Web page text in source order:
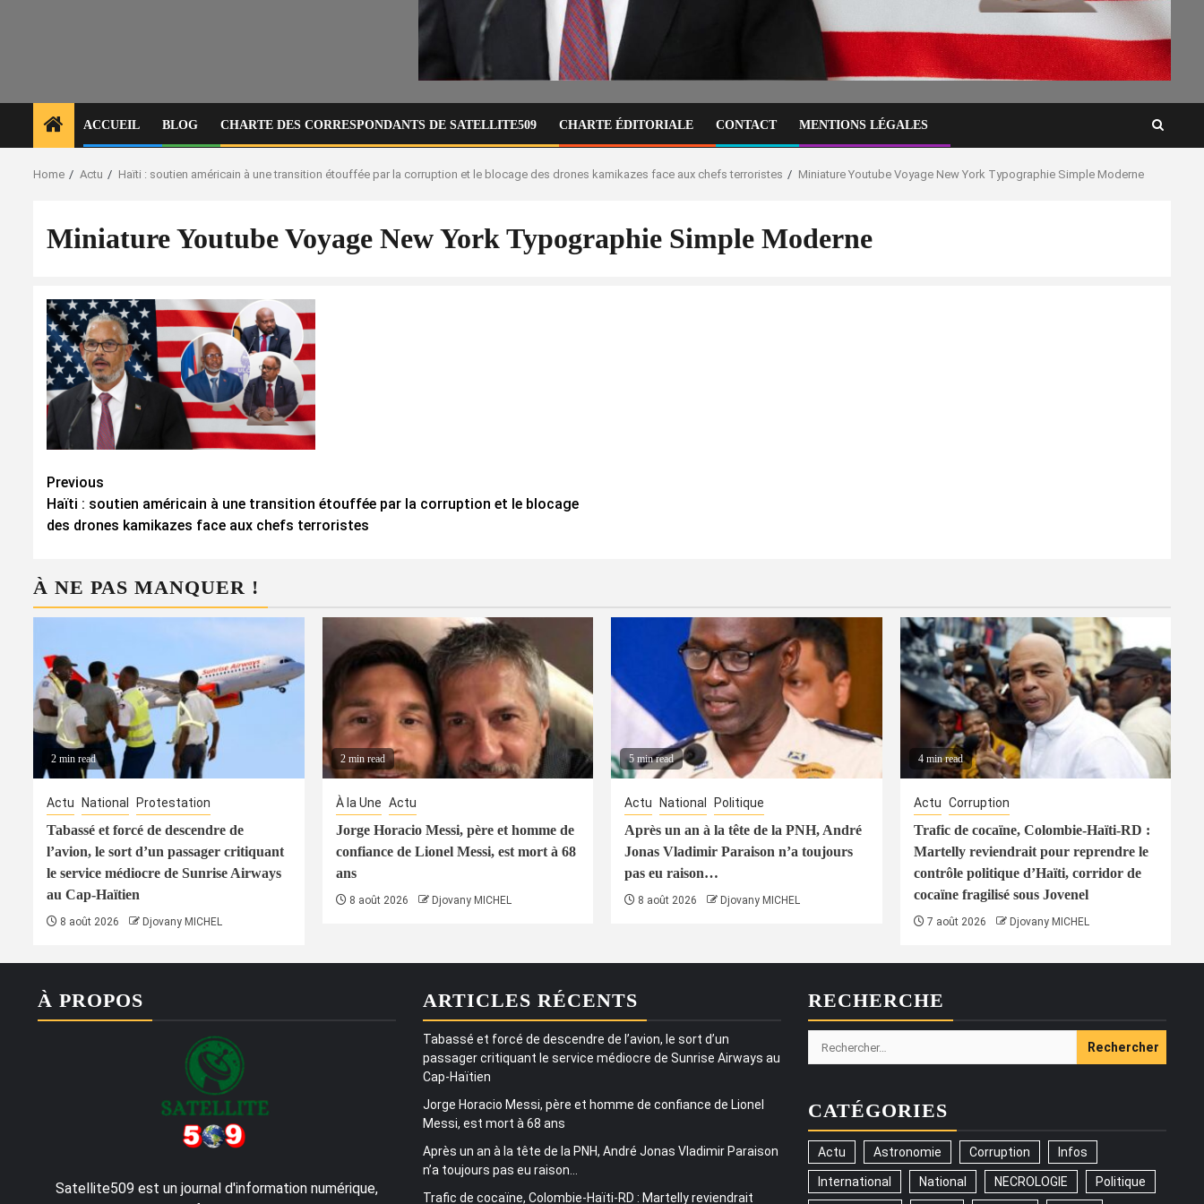
ACCUEIL BLOG CHARTE DES CORRESPONDANTS DE SATELLITE509 CHARTE ÉDITORIALE CONTACT MENTIONS LÉGALES
Home Actu Haïti : soutien américain à une transition étouffée par la corruption et le blocage des drones kamikazes face aux chefs terroristes Miniature Youtube Voyage New York Typographie Simple Moderne
Miniature Youtube Voyage New York Typographie Simple Moderne
Continue
Reading
Previous
Haïti : soutien américain à une transition étouffée par la corruption et le blocage
des drones kamikazes face aux chefs terroristes
À NE PAS MANQUER !
2 min read
Actu National Protestation
Tabassé et forcé de descendre de
l’avion, le sort d’un passager critiquant
le service médiocre de Sunrise Airways
au Cap-Haïtien
8 août 2026 Djovany MICHEL
2 min read
À la Une Actu
Jorge Horacio Messi, père et homme de
confiance de Lionel Messi, est mort à 68
ans
8 août 2026 Djovany MICHEL
5 min read
Actu National Politique
Après un an à la tête de la PNH, André
Jonas Vladimir Paraison n’a toujours
pas eu raison…
8 août 2026 Djovany MICHEL
4 min read
Actu Corruption
Trafic de cocaïne, Colombie-Haïti-RD :
Martelly reviendrait pour reprendre le
contrôle politique d’Haïti, corridor de
cocaïne fragilisé sous Jovenel
7 août 2026 Djovany MICHEL
À PROPOS
Satellite509 est un journal d'information numérique,
ARTICLES RÉCENTS
Tabassé et forcé de descendre de l’avion, le sort d’un
passager critiquant le service médiocre de Sunrise Airways au
Cap-Haïtien
Jorge Horacio Messi, père et homme de confiance de Lionel
Messi, est mort à 68 ans
Après un an à la tête de la PNH, André Jonas Vladimir Paraison
n’a toujours pas eu raison…
Trafic de cocaïne, Colombie-Haïti-RD : Martelly reviendrait
RECHERCHE
Rechercher :
CATÉGORIES
Actu Astronomie Corruption Infos
International National NECROLOGIE Politique